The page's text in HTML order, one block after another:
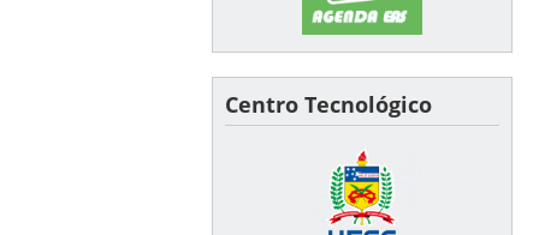
Centro Tecnológico